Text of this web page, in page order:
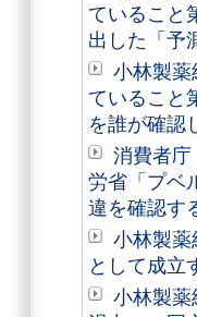
ているこ
出した「予
小林製
ていること
を誰が確
消費者庁
労省「プベ
違を確認す
小林製
として成立
小林製